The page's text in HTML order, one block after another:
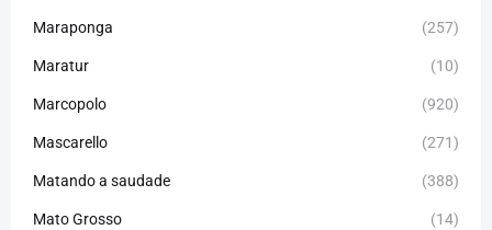
Maraponga (257)
Maratur (10)
Marcopolo (920)
Mascarello (271)
Matando a saudade (388)
Mato Grosso (14)